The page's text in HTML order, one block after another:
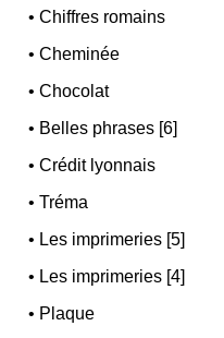
•Chiffres romains
•Cheminée
•Chocolat
• Belles phrases [6]
•Crédit lyonnais
•Tréma
• Les imprimeries [5]
• Les imprimeries [4]
• Plaque